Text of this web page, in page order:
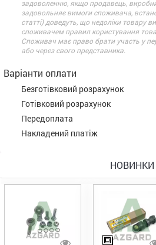
задоволенню, якщо продавець,
задовольняє вимоги споживача,
статті) доведуть, що недоліки товару
споживачем правил користування
Споживач має право брати участь у
або через свого представника.
Варіанти оплати
Безготівковий розрахунок
Готівковий розрахунок
Передоплата
Накладений платіж
НОВИНКИ